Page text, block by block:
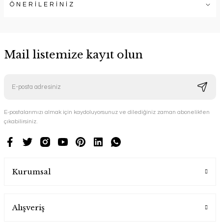
ÖNERİLERİNİZ
Mail listemize kayıt olun
E-postalarımızı almak için kaydoluyorsunuz ve dilediğiniz zaman abonelikten
çıkabilirsiniz.
Kurumsal
Alışveriş